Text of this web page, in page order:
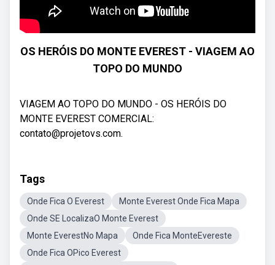
OS HERÓIS DO MONTE EVEREST - VIAGEM AO
TOPO DO MUNDO
VIAGEM AO TOPO DO MUNDO - OS HERÓIS DO
MONTE EVEREST COMERCIAL:
contato@projetovs.com.
Tags
Onde Fica O Everest
Monte Everest Onde Fica Mapa
Onde SE LocalizaO Monte Everest
Monte EverestNo Mapa
Onde Fica MonteEvereste
Onde Fica OPico Everest